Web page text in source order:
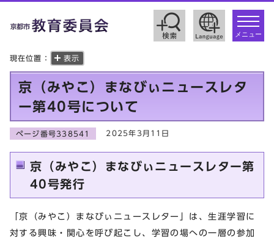
toggle
メニュー
現在位置： 表示
京（みやこ）まなびぃニュースレタ
ー第40号について
ページ番号338541 2025年3月11日
京（みやこ）まなびぃニュースレター第
40号発行
「京（みやこ）まなびぃニュースレター」は、生涯学習に
対する興味・関心を呼び起こし、学習の場への一層の参加